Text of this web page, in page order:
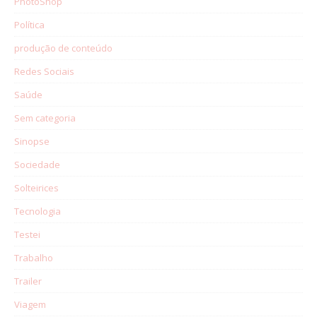
Política
produção de conteúdo
Redes Sociais
Saúde
Sem categoria
Sinopse
Sociedade
Solteirices
Tecnologia
Testei
Trabalho
Trailer
Viagem